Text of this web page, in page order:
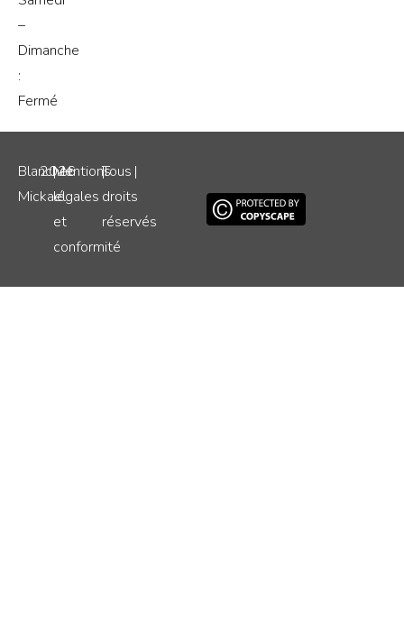
–
Dimanche
:
Fermé
Blanchet
Mickael
2026
|Mentions
légales
et
conformité
|Tous
droits
réservés
|